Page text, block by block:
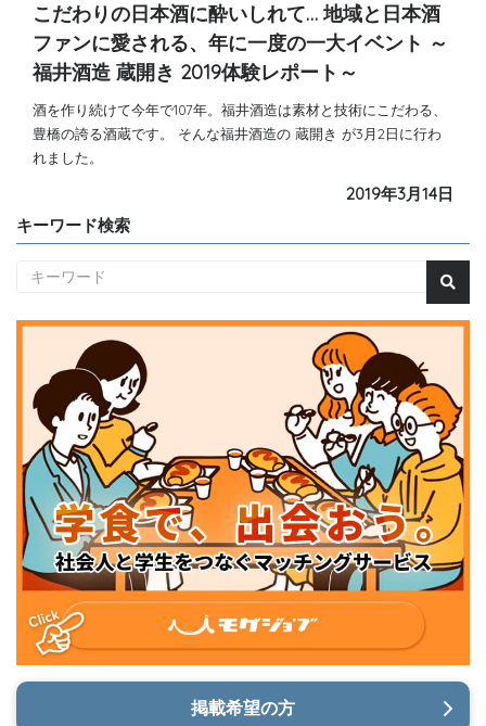
こだわりの日本酒に酔いしれて… 地域と日本酒
ファンに愛される、年に一度の一大イベント ～
福井酒造 蔵開き 2019体験レポート～
酒を作り続けて今年で107年。福井酒造は素材と技術にこだわる、
豊橋の誇る酒蔵です。 そんな福井酒造の 蔵開き が3月2日に行わ
れました。
2019年3月14日
キーワード検索
掲載希望の方